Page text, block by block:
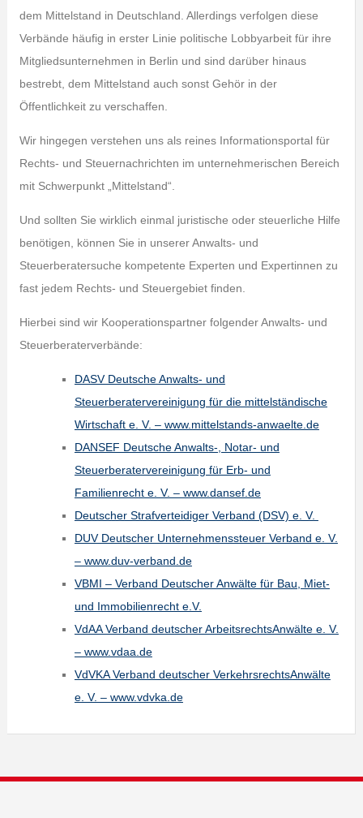
dem Mittelstand in Deutschland. Allerdings verfolgen diese
Verbände häufig in erster Linie politische Lobbyarbeit für ihre
Mitgliedsunternehmen in Berlin und sind darüber hinaus
bestrebt, dem Mittelstand auch sonst Gehör in der
Öffentlichkeit zu verschaffen.
Wir hingegen verstehen uns als reines Informationsportal für
Rechts- und Steuernachrichten im unternehmerischen Bereich
mit Schwerpunkt „Mittelstand“.
Und sollten Sie wirklich einmal juristische oder steuerliche Hilfe
benötigen, können Sie in unserer Anwalts- und
Steuerberatersuche kompetente Experten und Expertinnen zu
fast jedem Rechts- und Steuergebiet finden.
Hierbei sind wir Kooperationspartner folgender Anwalts- und
Steuerberaterverbände:
DASV Deutsche Anwalts- und
Steuerberatervereinigung für die mittelständische
Wirtschaft e. V. – www.mittelstands-anwaelte.de
DANSEF Deutsche Anwalts-, Notar- und
Steuerberatervereinigung für Erb- und
Familienrecht e. V. – www.dansef.de
Deut­scher Straf­ver­tei­di­ger Ver­band (DSV) e. V.
DUV Deutscher Unternehmenssteuer Verband e. V.
– www.duv-verband.de
VBMI – Verband Deutscher Anwälte für Bau, Miet-
und Immobilienrecht e.V.
VdAA Verband deutscher ArbeitsrechtsAnwälte e. V.
– www.vdaa.de
VdVKA Verband deutscher VerkehrsrechtsAnwälte
e. V. – www.vdvka.de